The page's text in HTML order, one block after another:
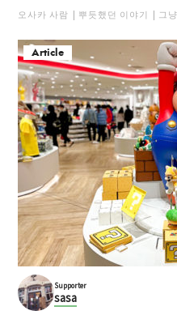
오사카 사람 뿌듯했던 이야기 그
Article
Supporter
sasa